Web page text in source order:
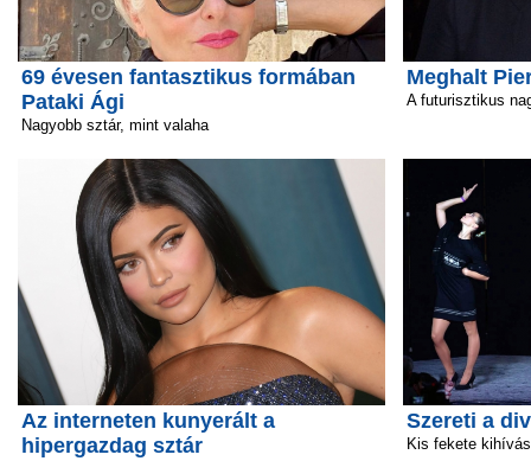
69 évesen fantasztikus formában
Pataki Ági
Nagyobb sztár, mint valaha
Az interneten kunyerált a
hipergazdag sztár
Meghalt
A futurisztikus
Szereti a
Kis fekete kihívás